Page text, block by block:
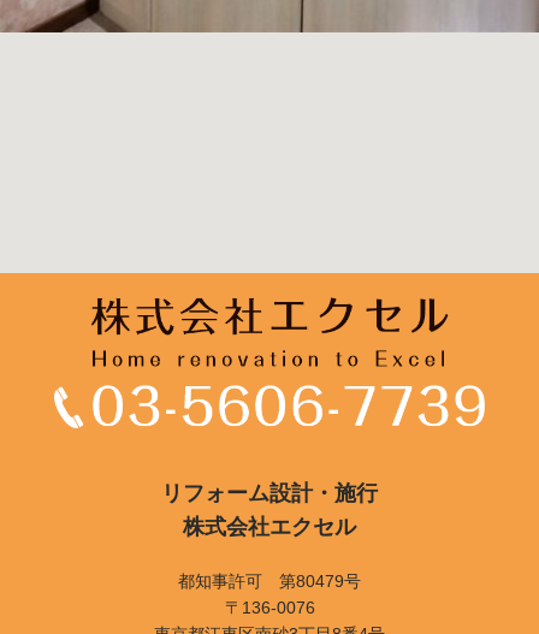
リフォーム設計・施行
株式会社エクセル
都知事許可 第80479号
〒136-0076